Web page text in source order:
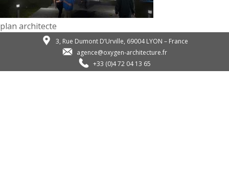
plan architecte
3, Rue Dumont D’Urville, 69004 LYON – France
agence@oxygen-architecture.fr
+33 (0)4 72 04 13 65